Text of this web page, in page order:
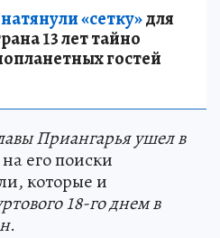
«сетку»для
13 лет тайно
гостей
Приангарья ушел в
его поиски
которые и
18-го днем в
.